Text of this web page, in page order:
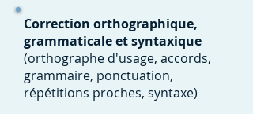
Correction orthographique,
grammaticale et syntaxique
(orthographe d'usage, accords,
grammaire, ponctuation,
répétitions proches, syntaxe)